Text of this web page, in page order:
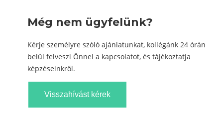
Még nem ügyfelünk?
Kérje személyre szóló ajánlatunkat, kollégánk 24 órán
belül felveszi Önnel a kapcsolatot, és tájékoztatja
képzéseinkről.
Visszahívást kérek